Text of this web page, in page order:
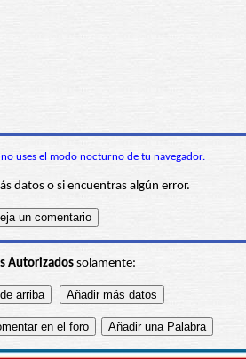
uses el modo nocturno de tu navegador.
datos o si encuentras algún error.
Autorizadossolamente: